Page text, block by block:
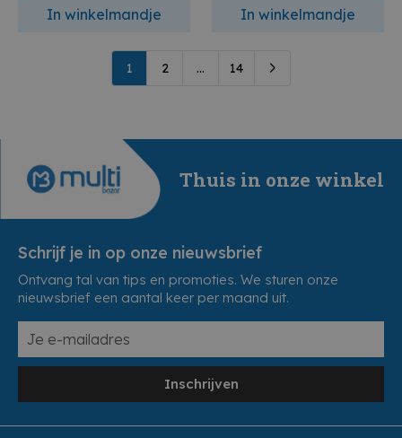
In winkelmandje In winkelmandje
1 2 ... 14
Thuis in onze winkel
Schrijf je in op onze nieuwsbrief
Ontvang tal van tips en promoties. We sturen onze
nieuwsbrief een aantal keer per maand uit.
Inschrijven